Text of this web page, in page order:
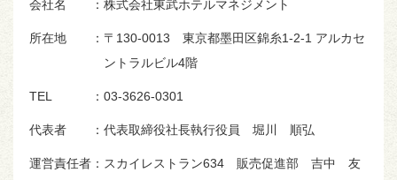
会社名 ：株式会社東武ホテルマネジメント
所在地
：〒130-0013 東京都墨田区錦糸1-2-1 アルカセ
ントラルビル4階
TEL ：03-3626-0301
代表者 ：代表取締役社長執行役員 堀川 順弘
運営責任者 ：スカイレストラン634 販売促進部 吉中 友